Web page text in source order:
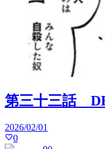
第三十三話
2026/02/01
0